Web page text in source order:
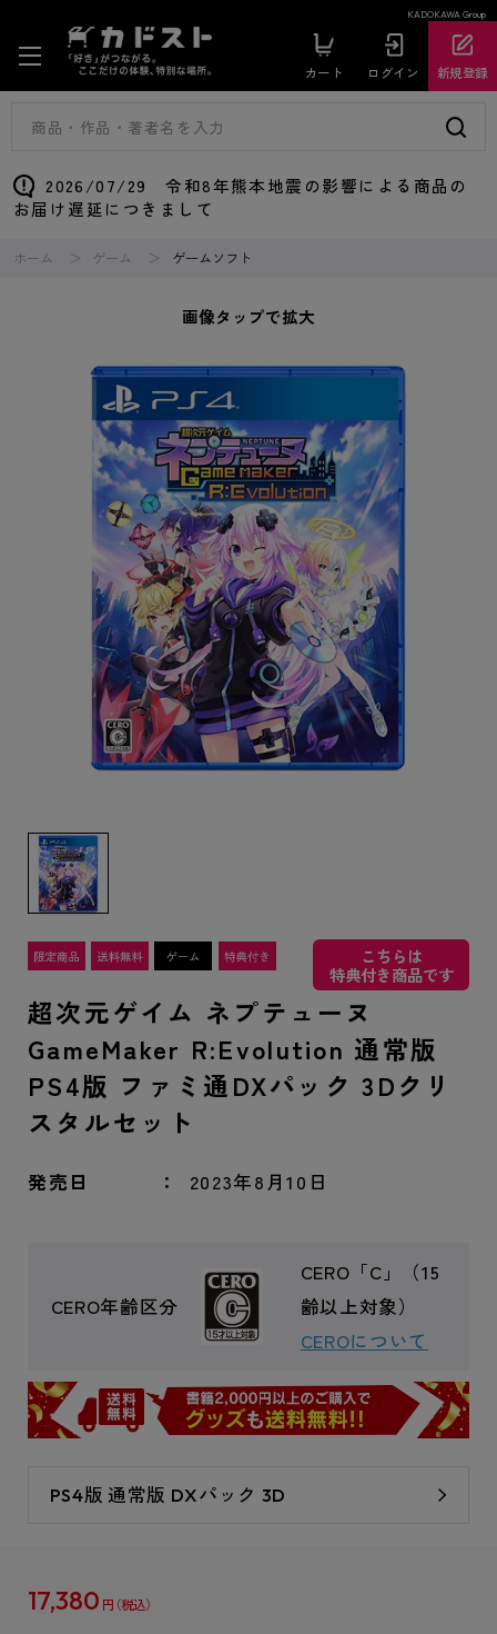
KADOKAWA Group
カート ログイン 新規登録
2026/07/29 令和8年熊本地震の影響による商品の
お届け遅延につきまして
ホーム ゲーム ゲームソフト
画像タップで拡大
こちらは
特典付き商品です
超次元ゲイム ネプテューヌ
GameMaker R:Evolution 通常版
PS4版 ファミ通DXパック 3Dクリ
スタルセット
発売日 2023年8月10日
CERO年齢区分
CERO「C」（15
齢以上対象）
CEROについて
PS4版 通常版 DXパック 3D
17,380 円